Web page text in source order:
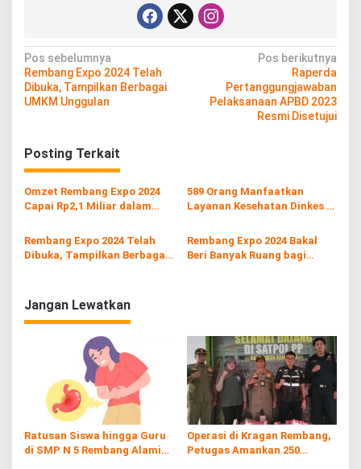
N
a
v
g
a
s
p
o
Pos sebelumnya
Rembang Expo 2024 Telah
Dibuka, Tampilkan Berbagai
UMKM Unggulan
Pos berikutnya
Raperda
Pertanggungjawaban
Pelaksanaan APBD 2023
Resmi Disetujui
Posting Terkait
Omzet Rembang Expo 2024
Capai Rp2,1 Miliar dalam
589 Orang Manfaatkan
Layanan Kesehatan Dinkes di
Rembang Expo 2024 Telah
Dibuka, Tampilkan Berbagai
Rembang Expo 2024 Bakal
Beri Banyak Ruang bagi
Jangan Lewatkan
Ratusan Siswa hingga Guru
di SMP N 5 Rembang Alami
Operasi di Kragan Rembang,
Petugas Amankan 250